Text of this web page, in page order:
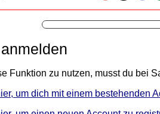
Funktion zu nutzen, musst du bei
um dich mit einem bestehenden